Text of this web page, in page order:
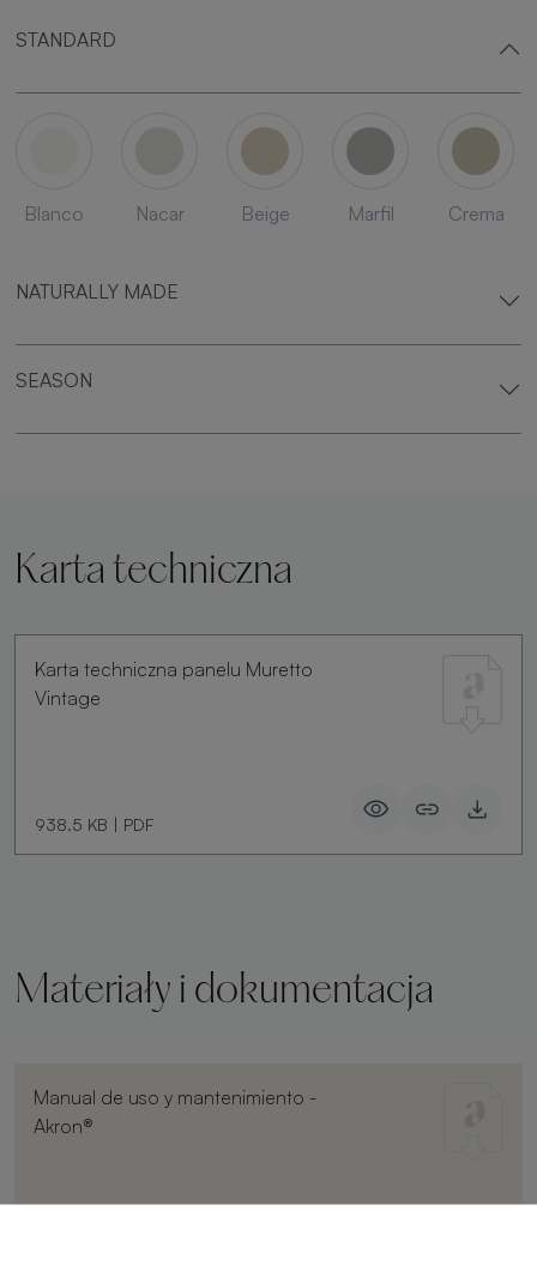
STANDARD
Blanco Nacar Beige Marfil Crema
NATURALLY MADE
SEASON
Karta techniczna
Karta techniczna panelu Muretto
Vintage
938.5 KB | PDF
Materiały i dokumentacja
Manual de uso y mantenimiento -
Akron®